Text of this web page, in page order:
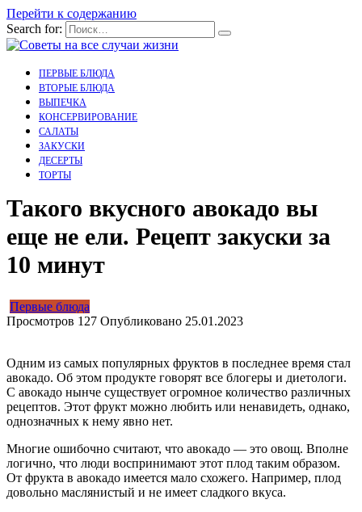
Перейти к содержанию
Search for:
ПЕРВЫЕ БЛЮДА
ВТОРЫЕ БЛЮДА
ВЫПЕЧКА
КОНСЕРВИРОВАНИЕ
САЛАТЫ
ЗАКУСКИ
ДЕСЕРТЫ
ТОРТЫ
Такого вкусного авокадо вы
еще не ели. Рецепт закуски за
10 минут
Первые блюда
Просмотров 127 Опубликовано 25.01.2023
Одним из самых популярных фруктов в последнее время стал
авокадо. Об этом продукте говорят все блогеры и диетологи.
С авокадо нынче существует огромное количество различных
рецептов. Этот фрукт можно любить или ненавидеть, однако,
однозначных к нему явно нет.
Многие ошибочно считают, что авокадо — это овощ. Вполне
логично, что люди воспринимают этот плод таким образом.
От фрукта в авокадо имеется мало схожего. Например, плод
довольно маслянистый и не имеет сладкого вкуса.